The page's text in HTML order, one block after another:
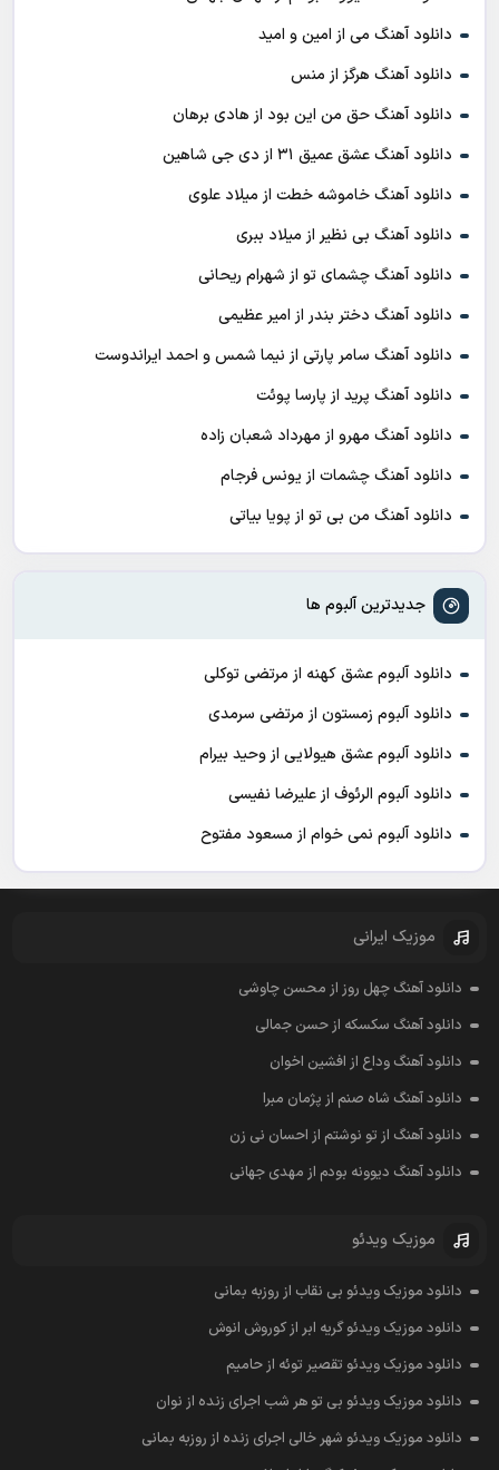
دانلود آهنگ می از امین و امید
دانلود آهنگ هرگز از منس
دانلود آهنگ حق من این بود از هادی برهان
دانلود آهنگ عشق عمیق ۳۱ از دی جی شاهین
دانلود آهنگ خاموشه خطت از میلاد علوی
دانلود آهنگ بی نظیر از میلاد ببری
دانلود آهنگ چشمای تو از شهرام ریحانی
دانلود آهنگ دختر بندر از امیر عظیمی
دانلود آهنگ سامر پارتی از نیما شمس و احمد ایراندوست
دانلود آهنگ پرید از پارسا پوئت
دانلود آهنگ مهرو از مهرداد شعبان زاده
دانلود آهنگ چشمات از یونس فرجام
دانلود آهنگ من بی تو از پویا بیاتی
جدیدترین آلبوم ها
دانلود آلبوم عشق کهنه از مرتضی توکلی
دانلود آلبوم زمستون از مرتضی سرمدی
دانلود آلبوم عشق هیولایی از وحید بیرام
دانلود آلبوم الرئوف از علیرضا نفیسی
دانلود آلبوم نمی خوام از مسعود مفتوح
موزیک ایرانی
دانلود آهنگ چهل روز از محسن چاوشی
دانلود آهنگ سکسکه از حسن جمالی
دانلود آهنگ وداع از افشين اخوان
دانلود آهنگ شاه صنم از پژمان مبرا
دانلود آهنگ از تو نوشتم از احسان نی زن
دانلود آهنگ دیوونه بودم از مهدی جهانی
موزیک ویدئو
دانلود موزیک ویدئو بی نقاب از روزبه بمانی
دانلود موزیک ویدئو گریه ابر از کوروش انوش
دانلود موزیک ویدئو تقصیر توئه از حامیم
دانلود موزیک ویدئو بی تو هر شب اجرای زنده از نوان
دانلود موزیک ویدئو شهر خالی اجرای زنده از روزبه بمانی